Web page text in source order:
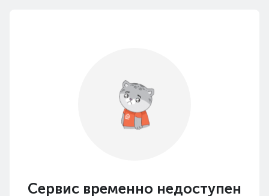
Сервис временно недоступен